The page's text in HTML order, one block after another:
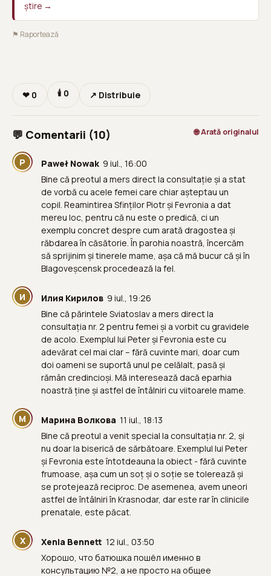
știre →
⚑ Raportează
❤ 0 🕯 0 ↗ Distribuie
💬 Comentarii (10) 🌐 Arată originalul
P Paweł Nowak 9 iul., 16:00
Bine că preotul a mers direct la consultație și a stat
de vorbă cu acele femei care chiar așteptau un
copil. Reamintirea Sfinților Piotr și Fevronia a dat
mereu loc, pentru că nu este o predică, ci un
exemplu concret despre cum arată dragostea și
răbdarea în căsătorie. În parohia noastră, încercăm
să sprijinim și tinerele mame, așa că mă bucur că și în
Blagoveșcensk procedează la fel.
И Илия Кирилов 9 iul., 19:26
Bine că părintele Sviatoslav a mers direct la
consultația nr. 2 pentru femei și a vorbit cu gravidele
de acolo. Exemplul lui Peter și Fevronia este cu
adevărat cel mai clar – fără cuvinte mari, doar cum
doi oameni se suportă unul pe celălalt, pasă și
rămân credincioși. Mă interesează dacă eparhia
noastră ține și astfel de întâlniri cu viitoarele mame.
М Марина Волкова 11 iul., 18:13
Bine că preotul a venit special la consultația nr. 2, și
nu doar la biserică de sărbătoare. Exemplul lui Peter
și Fevronia este întotdeauna la obiect - fără cuvinte
frumoase, așa cum un soț și o soție se tolerează și
se protejează reciproc. De asemenea, avem uneori
astfel de întâlniri în Krasnodar, dar este rar în clinicile
prenatale, este păcat.
X Xenia Bennett 12 iul., 03:50
Хорошо, что батюшка пошёл именно в
консультацию №2, а не просто на общее